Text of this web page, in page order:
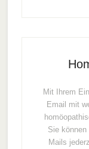
Mit Ihrem
Email mit
Sie
Mails